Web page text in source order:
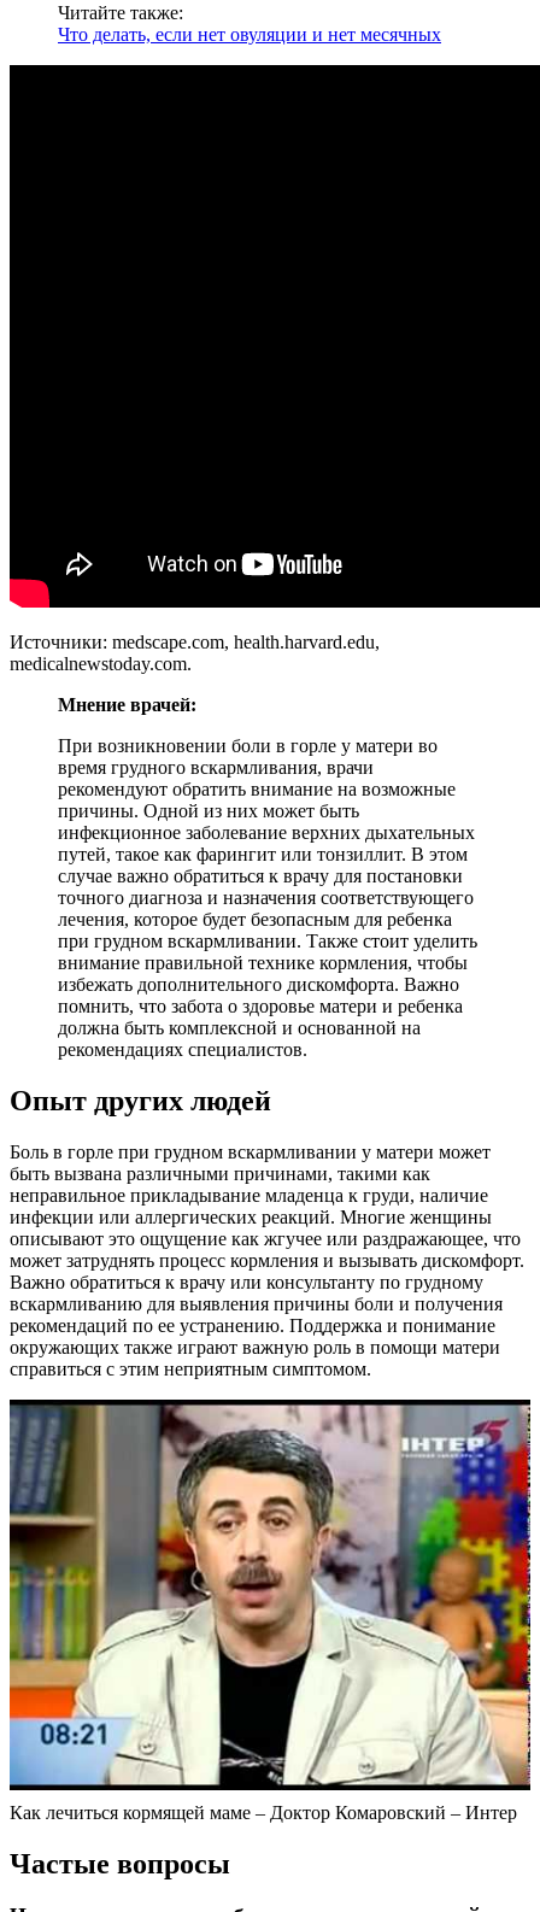
Читайте также:
Что делать, если нет овуляции и нет месячных
Источники: medscape.com, health.harvard.edu,
medicalnewstoday.com.
Мнение врачей:
При возникновении боли в горле у матери во
время грудного вскармливания, врачи
рекомендуют обратить внимание на возможные
причины. Одной из них может быть
инфекционное заболевание верхних дыхательных
путей, такое как фарингит или тонзиллит. В этом
случае важно обратиться к врачу для постановки
точного диагноза и назначения соответствующего
лечения, которое будет безопасным для ребенка
при грудном вскармливании. Также стоит уделить
внимание правильной технике кормления, чтобы
избежать дополнительного дискомфорта. Важно
помнить, что забота о здоровье матери и ребенка
должна быть комплексной и основанной на
рекомендациях специалистов.
Опыт других людей
Боль в горле при грудном вскармливании у матери может
быть вызвана различными причинами, такими как
неправильное прикладывание младенца к груди, наличие
инфекции или аллергических реакций. Многие женщины
описывают это ощущение как жгучее или раздражающее, что
может затруднять процесс кормления и вызывать дискомфорт.
Важно обратиться к врачу или консультанту по грудному
вскармливанию для выявления причины боли и получения
рекомендаций по ее устранению. Поддержка и понимание
окружающих также играют важную роль в помощи матери
справиться с этим неприятным симптомом.
Как лечиться кормящей маме – Доктор Комаровский – Интер
Частые вопросы